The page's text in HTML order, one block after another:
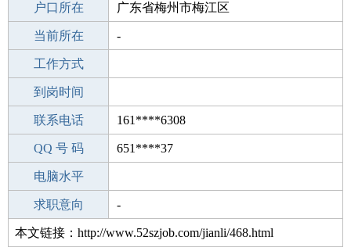
毕业学校 阳江书村中学
户口所在 广东省梅州市梅江区
所学专业 -
当前所在 -
工作经验
工作方式
驾 照
到岗时间
期望月薪
联系电话 161****6308
手机号码 161****6308
QQ 号 码 651****37
微信号码
电脑水平
外语水平
求职意向 -
本文链接：http://www.52szjob.com/jianli/468.html